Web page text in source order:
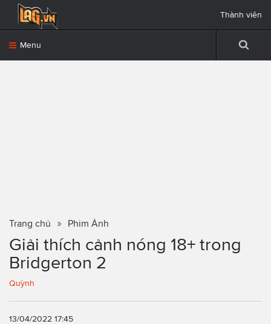
Menu
Thành viên
Trang chủ Phim Ảnh
Giải thích cảnh nóng 18+ trong
Bridgerton 2
Quỳnh
13/04/2022 17:45